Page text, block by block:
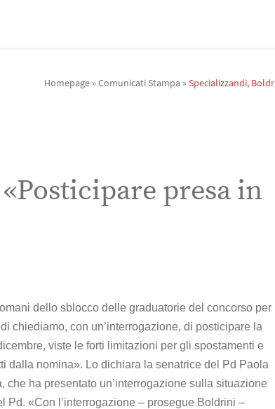
Homepage »Comunicati Stampa »Specializzandi,
presa in
dello sblocco delle graduatorie del concorso per
chiediamo, con un’interrogazione, di posticipare la
viste le forti limitazioni per gli spostamenti e
dalla nomina». Lo dichiara la senatrice del Pd Paola
ha presentato un’interrogazione sulla situazione
Pd. «Con l’interrogazione – prosegue Boldrini –